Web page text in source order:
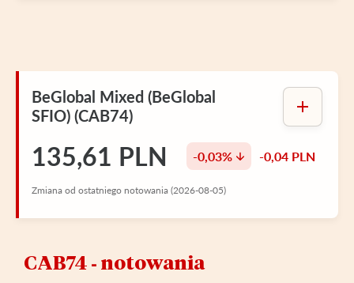
BeGlobal Mixed (BeGlobal
SFIO) (CAB74)
135,61 PLN -0,03% -0,04 PLN
Zmiana od ostatniego notowania (2026-08-05)
CAB74 ‑ notowania